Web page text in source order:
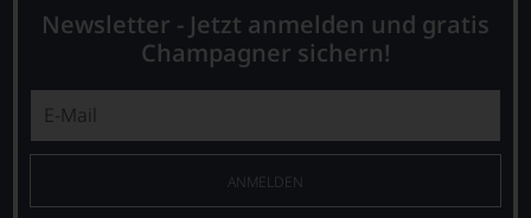
Newsletter - Jetzt anmelden und gratis
Champagner sichern!
ANMELDEN